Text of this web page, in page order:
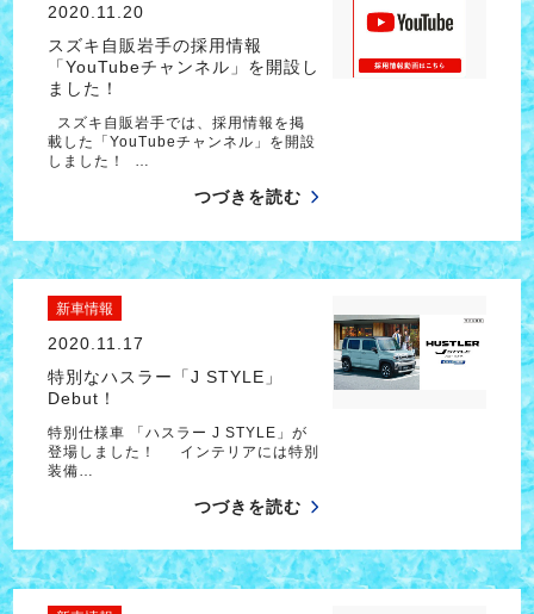
2020.11.20
スズキ自販岩手の採用情報
「YouTubeチャンネル」を開設し
ました！
スズキ自販岩手では、採用情報を掲
載した「YouTubeチャンネル」を開設
しました！ …
つづきを読む
新車情報
2020.11.17
特別なハスラー「J STYLE」
Debut！
特別仕様車 「ハスラー J STYLE」が
登場しました！ インテリアには特別
装備…
つづきを読む